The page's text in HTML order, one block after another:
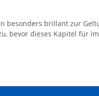
besonders brillant zur
bevor dieses Kapitel für